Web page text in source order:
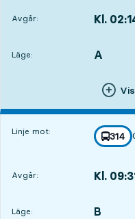
Avgår: Kl.
Läge:
LÄGE, A
,
Linje mot: linje
314
mot
,
Avgår: Kl.
Läge:
LÄGE, B
,